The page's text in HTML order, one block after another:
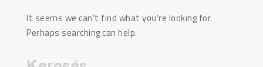
It seems we can’t find what you’re looking for.
Perhaps searching can help.
Keresés: